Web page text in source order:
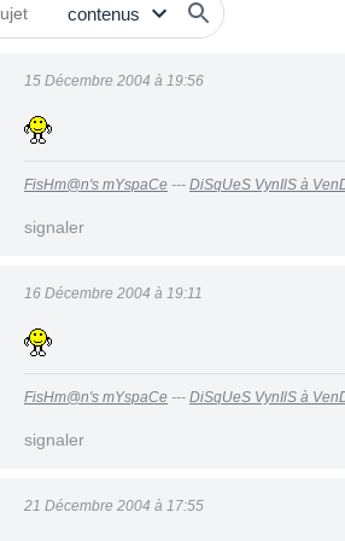
15 Décembre 2004 à 19:56
FisHm@n's mYspaCe --- DiSqUeS VynIlS à
signaler
16 Décembre 2004 à 19:11
FisHm@n's mYspaCe --- DiSqUeS VynIlS à
signaler
21 Décembre 2004 à 17:55